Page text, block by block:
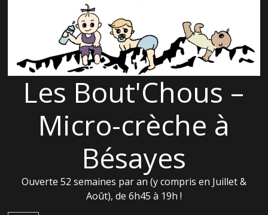
Les Bout'Chous –
Micro-crèche à
Bésayes
Ouverte 52 semaines par an (y compris en Juillet &
Août), de 6h45 à 19h !